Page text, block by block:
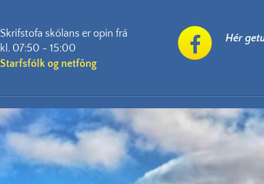
Skrifstofa skólans er opin frá
kl. 07:50 - 15:00
Starfsfólk og netföng
Hér